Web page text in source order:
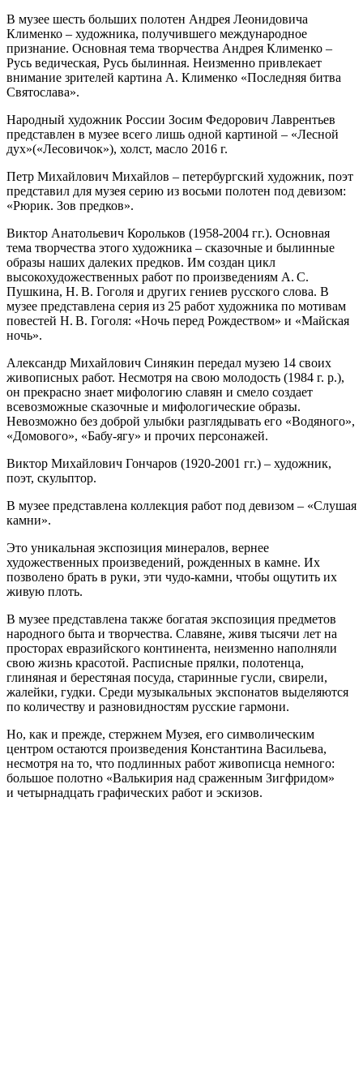
В музее шесть больших полотен Андрея Леонидовича
Клименко – художника, получившего международное
признание. Основная тема творчества Андрея Клименко –
Русь ведическая, Русь былинная. Неизменно привлекает
внимание зрителей картина А. Клименко «Последняя битва
Святослава».
Народный художник России Зосим Федорович Лаврентьев
представлен в музее всего лишь одной картиной – «Лесной
дух»(«Лесовичок»), холст, масло 2016 г.
Петр Михайлович Михайлов – петербургский художник, поэт
представил для музея серию из восьми полотен под девизом:
«Рюрик. Зов предков».
Виктор Анатольевич Корольков (1958-2004 гг.). Основная
тема творчества этого художника – сказочные и былинные
образы наших далеких предков. Им создан цикл
высокохудожественных работ по произведениям А. С.
Пушкина, Н. В. Гоголя и других гениев русского слова. В
музее представлена серия из 25 работ художника по мотивам
повестей Н. В. Гоголя: «Ночь перед Рождеством» и «Майская
ночь».
Александр Михайлович Синякин передал музею 14 своих
живописных работ. Несмотря на свою молодость (1984 г. р.),
он прекрасно знает мифологию славян и смело создает
всевозможные сказочные и мифологические образы.
Невозможно без доброй улыбки разглядывать его «Водяного»,
«Домового», «Бабу-ягу» и прочих персонажей.
Виктор Михайлович Гончаров (1920-2001 гг.) – художник,
поэт, скульптор.
В музее представлена коллекция работ под девизом – «Слушая
камни».
Это уникальная экспозиция минералов, вернее
художественных произведений, рожденных в камне. Их
позволено брать в руки, эти чудо-камни, чтобы ощутить их
живую плоть.
В музее представлена также богатая экспозиция предметов
народного быта и творчества. Славяне, живя тысячи лет на
просторах евразийского континента, неизменно наполняли
свою жизнь красотой. Расписные прялки, полотенца,
глиняная и берестяная посуда, старинные гусли, свирели,
жалейки, гудки. Среди музыкальных экспонатов выделяются
по количеству и разновидностям русские гармони.
Но, как и прежде, стержнем Музея, его символическим
центром остаются произведения Константина Васильева,
несмотря на то, что подлинных работ живописца немного:
большое полотно «Валькирия над сраженным Зигфридом»
и четырнадцать графических работ и эскизов.